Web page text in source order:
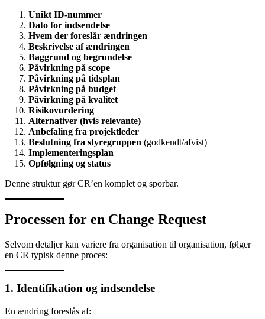
Unikt ID-nummer
Dato for indsendelse
Hvem der foreslår ændringen
Beskrivelse af ændringen
Baggrund og begrundelse
Påvirkning på scope
Påvirkning på tidsplan
Påvirkning på budget
Påvirkning på kvalitet
Risikovurdering
Alternativer (hvis relevante)
Anbefaling fra projektleder
Beslutning fra styregruppen (godkendt/afvist)
Implementeringsplan
Opfølgning og status
Denne struktur gør CR’en komplet og sporbar.
Processen for en Change Request
Selvom detaljer kan variere fra organisation til organisation, følger
en CR typisk denne proces:
1. Identifikation og indsendelse
En ændring foreslås af: